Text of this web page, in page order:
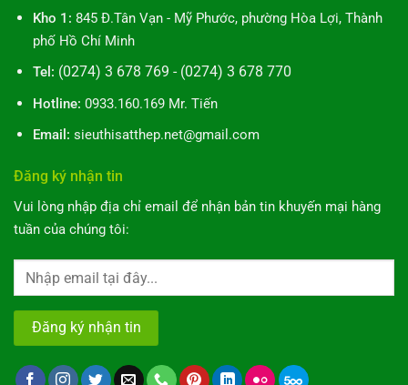
Kho 1: 845 Đ.Tân Vạn - Mỹ Phước, phường Hòa Lợi, Thành
phố Hồ Chí Minh
Tel: (0274) 3 678 769 - (0274) 3 678 770
Hotline: 0933.160.169 Mr. Tiến
Email: sieuthisatthep.net@gmail.com
Đăng ký nhận tin
Vui lòng nhập địa chỉ email để nhận bản tin khuyến mại hàng
tuần của chúng tôi: